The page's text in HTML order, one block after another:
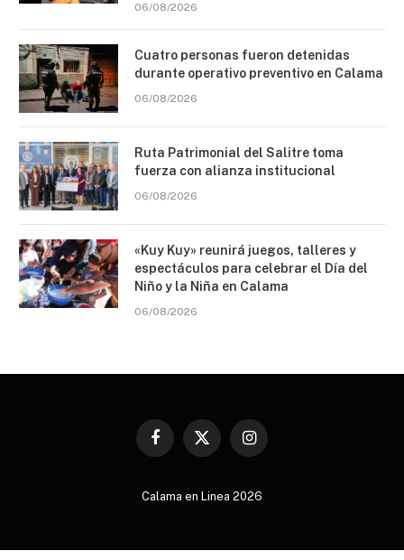
06/08/2026
Cuatro personas fueron detenidas
durante operativo preventivo en Calama
06/08/2026
Ruta Patrimonial del Salitre toma
fuerza con alianza institucional
06/08/2026
«Kuy Kuy» reunirá juegos, talleres y
espectáculos para celebrar el Día del
Niño y la Niña en Calama
06/08/2026
Facebook
X
Instagram
Calama en Linea 2026